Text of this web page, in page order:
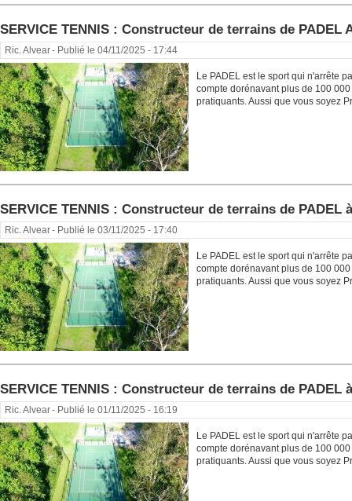
SERVICE TENNIS : Constructeur de terrains de PADEL
Ric. Alvear- Publié le 04/11/2025 - 17:44
Le PADEL est le sport qui n'arrête
compte dorénavant plus de 100
pratiquants. Aussi que vous soyez
SERVICE TENNIS : Constructeur de terrains de PADEL
Ric. Alvear- Publié le 03/11/2025 - 17:40
Le PADEL est le sport qui n'arrête
compte dorénavant plus de 100
pratiquants. Aussi que vous soyez
SERVICE TENNIS : Constructeur de terrains de PADEL
Ric. Alvear- Publié le 01/11/2025 - 16:19
Le PADEL est le sport qui n'arrête
compte dorénavant plus de 100
pratiquants. Aussi que vous soyez